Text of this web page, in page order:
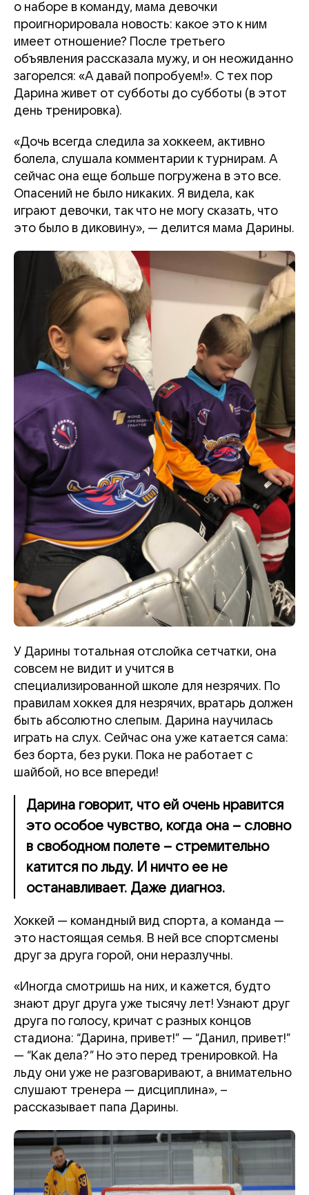
о наборе в команду, мама девочки
проигнорировала новость: какое это к ним
имеет отношение? После третьего
объявления рассказала мужу, и он неожиданно
загорелся: «А давай попробуем!». С тех пор
Дарина живет от субботы до субботы (в этот
день тренировка).
«Дочь всегда следила за хоккеем, активно
болела, слушала комментарии к турнирам. А
сейчас она еще больше погружена в это все.
Опасений не было никаких. Я видела, как
играют девочки, так что не могу сказать, что
это было в диковину», — делится мама Дарины.
У Дарины тотальная отслойка сетчатки, она
совсем не видит и учится в
специализированной школе для незрячих. По
правилам хоккея для незрячих, вратарь должен
быть абсолютно слепым. Дарина научилась
играть на слух. Сейчас она уже катается сама:
без борта, без руки. Пока не работает с
шайбой, но все впереди!
Дарина говорит, что ей очень нравится
это особое чувство, когда она – словно
в свободном полете – стремительно
катится по льду. И ничто ее не
останавливает. Даже диагноз.
Хоккей — командный вид спорта, а команда —
это настоящая семья. В ней все спортсмены
друг за друга горой, они неразлучны.
«Иногда смотришь на них, и кажется, будто
знают друг друга уже тысячу лет! Узнают друг
друга по голосу, кричат с разных концов
стадиона: “Дарина, привет!” — “Данил, привет!”
— “Как дела?” Но это перед тренировкой. На
льду они уже не разговаривают, а внимательно
слушают тренера — дисциплина», –
рассказывает папа Дарины.